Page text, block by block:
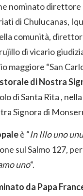
nominato
di Chulucanas,
comunità,
di vicario
maggiore “San
di Nostra
di Santa Rita ,
Signora di
è “In Illo uno
sul Salmo 127,
uno“.
da Papa